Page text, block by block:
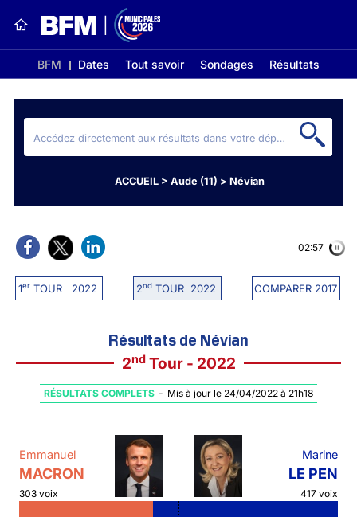
BFM Dates Tout savoir Sondages Résultats
ACCUEIL > Aude (11) > Névian
1erTOUR 2022 2ndTOUR 2022 COMPARER 2017
02:56
Résultats de Névian
2ndTour - 2022
RÉSULTATS COMPLETS - Mis à jour le 24/04/2022 à 21h18
Emmanuel
MACRON
303 voix
Marine
LE PEN
417 voix